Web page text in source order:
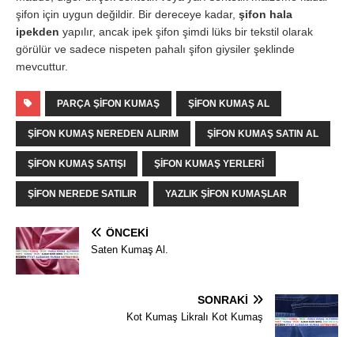
şifon için uygun değildir. Bir dereceye kadar, şifon hala
ipekden yapılır, ancak ipek şifon şimdi lüks bir tekstil olarak
görülür ve sadece nispeten pahalı şifon giysiler şeklinde
mevcuttur.
PARÇA ŞIFON KUMAŞ ŞIFON KUMAŞ AL
ŞIFON KUMAŞ NEREDEN ALIRIM ŞIFON KUMAŞ SATIN AL
ŞIFON KUMAŞ SATIŞI ŞIFON KUMAŞ YERLERI
ŞIFON NEREDE SATILIR YAZLIK ŞIFON KUMAŞLAR
ÖNCEKI
Saten Kumaş Al.
SONRAKI
Kot Kumaş Likralı Kot Kumaş